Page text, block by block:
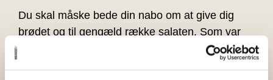
Du skal måske bede din nabo om at give dig
brødet og til gengæld række salaten. Som var
BEMÆRK:Vi anbefaler, at du ankommer lidt